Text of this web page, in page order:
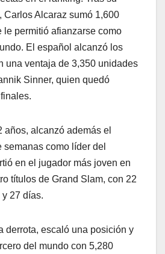
Carlos Alcaraz sumó 1,600
le permitió afianzarse como
El español alcanzó los
una ventaja de 3,350 unidades
Sinner, quien quedó
años, alcanzó además el
semanas como líder del
en el jugador más joven en
títulos de Grand Slam, con 22
27 días.
derrota, escaló una posición y
del mundo con 5,280